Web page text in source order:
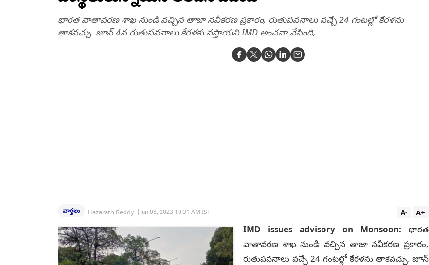
భారత వాతావరణ శాఖ నుండి వచ్చిన తాజా నవీకరణ ప్రకారం, రుతుపవనాలు వచ్చే 24 గంటల్లో కేరళను
తాకవచ్చు. జూన్ 4న రుతుపవనాలు కేరళకు వస్తాయని IMD అంచనా వేసింది,
వార్తలు Hazarath Reddy | Jun 08, 2023 10:31 AM IST A+
A-
IMD issues advisory on Monsoon: భారత
వాతావరణ శాఖ నుండి వచ్చిన తాజా నవీకరణ ప్రకారం,
రుతుపవనాలు వచ్చే 24 గంటల్లో కేరళను తాకవచ్చు. జూన్